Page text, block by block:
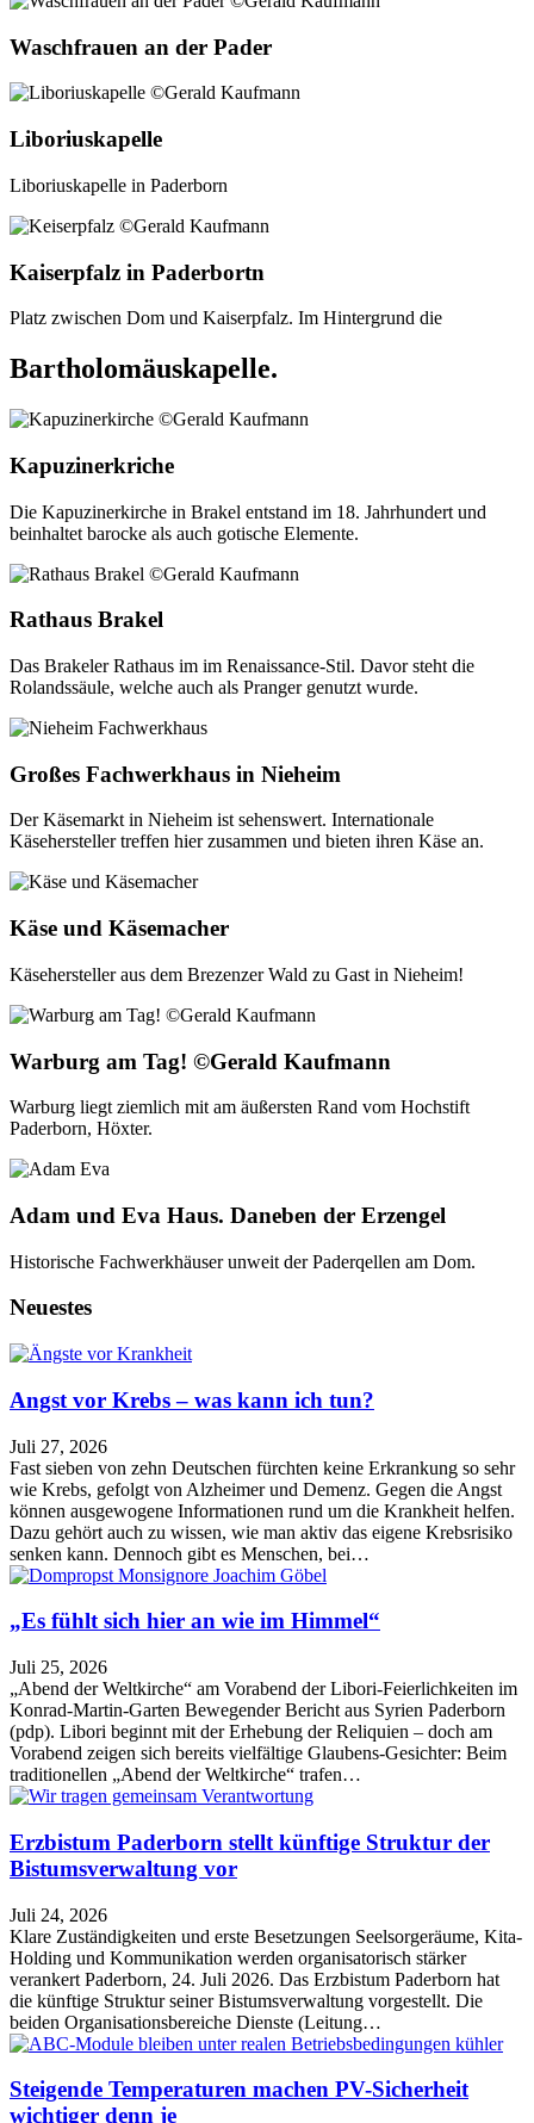
Waschfrauen an der Pader
Liboriuskapelle
Liboriuskapelle in Paderborn
Kaiserpfalz in Paderbortn
Platz zwischen Dom und Kaiserpfalz. Im Hintergrund die
Bartholomäuskapelle.
Kapuzinerkriche
Die Kapuzinerkirche in Brakel entstand im 18. Jahrhundert und
beinhaltet barocke als auch gotische Elemente.
Rathaus Brakel
Das Brakeler Rathaus im im Renaissance-Stil. Davor steht die
Rolandssäule, welche auch als Pranger genutzt wurde.
Großes Fachwerkhaus in Nieheim
Der Käsemarkt in Nieheim ist sehenswert. Internationale
Käsehersteller treffen hier zusammen und bieten ihren Käse an.
Käse und Käsemacher
Käsehersteller aus dem Brezenzer Wald zu Gast in Nieheim!
Warburg am Tag! ©Gerald Kaufmann
Warburg liegt ziemlich mit am äußersten Rand vom Hochstift
Paderborn, Höxter.
Adam und Eva Haus. Daneben der Erzengel
Historische Fachwerkhäuser unweit der Paderqellen am Dom.
Neuestes
Angst vor Krebs – was kann ich tun?
Juli 27, 2026
Fast sieben von zehn Deutschen fürchten keine Erkrankung so sehr
wie Krebs, gefolgt von Alzheimer und Demenz. Gegen die Angst
können ausgewogene Informationen rund um die Krankheit helfen.
Dazu gehört auch zu wissen, wie man aktiv das eigene Krebsrisiko
senken kann. Dennoch gibt es Menschen, bei…
„Es fühlt sich hier an wie im Himmel“
Juli 25, 2026
„Abend der Weltkirche“ am Vorabend der Libori-Feierlichkeiten im
Konrad-Martin-Garten Bewegender Bericht aus Syrien Paderborn
(pdp). Libori beginnt mit der Erhebung der Reliquien – doch am
Vorabend zeigen sich bereits vielfältige Glaubens-Gesichter: Beim
traditionellen „Abend der Weltkirche“ trafen…
Erzbistum Paderborn stellt künftige Struktur der
Bistumsverwaltung vor
Juli 24, 2026
Klare Zuständigkeiten und erste Besetzungen Seelsorgeräume, Kita-
Holding und Kommunikation werden organisatorisch stärker
verankert Paderborn, 24. Juli 2026. Das Erzbistum Paderborn hat
die künftige Struktur seiner Bistumsverwaltung vorgestellt. Die
beiden Organisationsbereiche Dienste (Leitung…
Steigende Temperaturen machen PV-Sicherheit
wichtiger denn je